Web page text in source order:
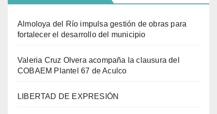
Almoloya del Río impulsa gestión de obras para
fortalecer el desarrollo del municipio
Valeria Cruz Olvera acompaña la clausura del
COBAEM Plantel 67 de Aculco
LIBERTAD DE EXPRESIÓN